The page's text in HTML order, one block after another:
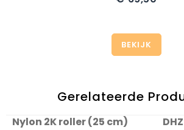
BEKIJK
Gerelateerde
Nylon 2K roller (25 cm)